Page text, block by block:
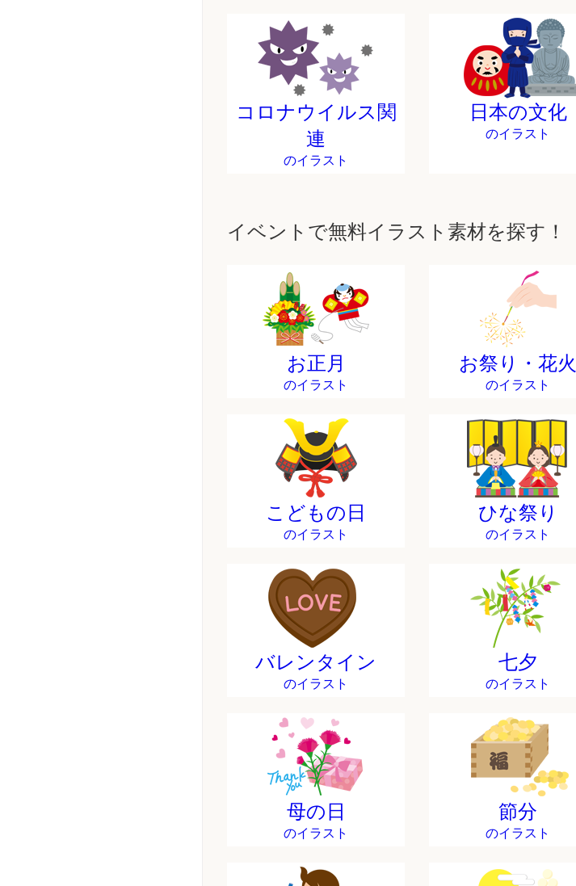
コロナウイルス関
連
のイラスト
日本の文化
のイラスト
イベントで無料イラスト素材を探す！
お正月
のイラスト
お祭り・花火
のイラスト
こどもの日
のイラスト
ひな祭り
のイラスト
バレンタイン
のイラスト
七夕
のイラスト
母の日
のイラスト
節分
のイラスト